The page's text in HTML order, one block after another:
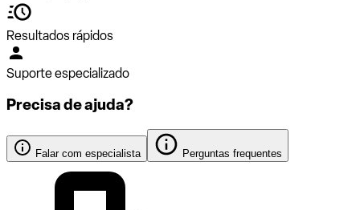
Resultados rápidos
Suporte especializado
Precisa de ajuda?
Falar com especialista Perguntas frequentes